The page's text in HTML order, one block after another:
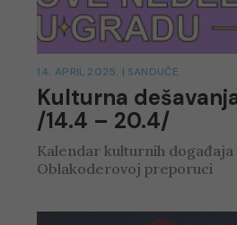
Kulturna
/14.4 – 20.4/
14. APRIL 2025. | SANDUČE
Kalendar kulturnih događaja
Oblakoderovoj preporuci